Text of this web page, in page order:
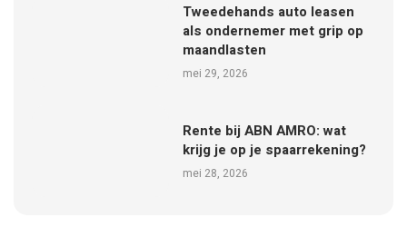
Tweedehands auto leasen
als ondernemer met grip op
maandlasten
mei 29, 2026
Rente bij ABN AMRO: wat
krijg je op je spaarrekening?
mei 28, 2026